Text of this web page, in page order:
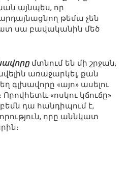
այնպես, որ
թեմա չեն
սա բավականին մեծ
մտնում են մի շրջան,
առաջարկել, քան
գլխավորը «այո» ասելու
«ոսկու կճուճը»
դա հանդիպում է,
որը աննկատ